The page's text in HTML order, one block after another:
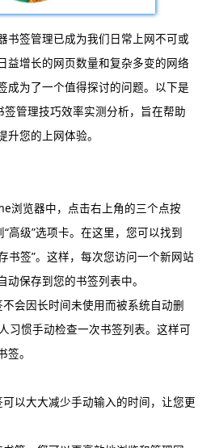
书签管理已成为我们日常上网不可或
益增长的网页数量和复杂多变的网络
成为了一个值得探讨的问题。以下是
管理技巧效率实测分析，旨在帮助
您的上网体验。
浏览器中，点击右上角的三个点按
高级”选项卡。在这里，您可以找到
书签”。这样，每次您访问一个新网站
保存到您的书签列表中。
会因长时间未使用而被系统自动删
习惯手动检查一次书签列表。这样可
。
以大大减少手动输入的时间，让您更